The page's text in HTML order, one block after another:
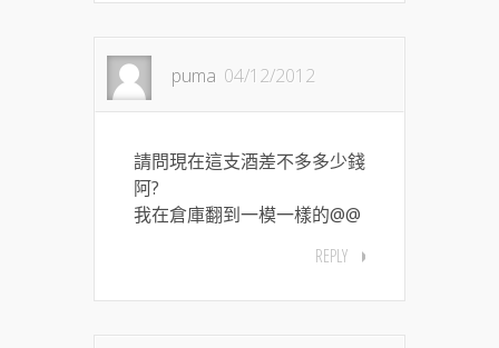
puma 04/12/2012
請問現在這支酒差不多多少錢
阿?
我在倉庫翻到一模一樣的@@
REPLY